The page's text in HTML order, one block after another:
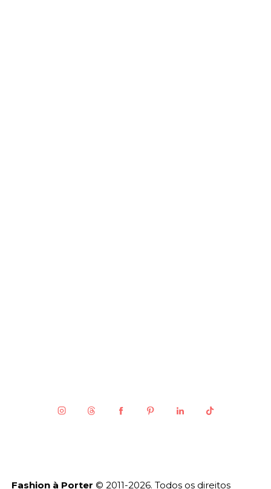
Fashion à Porter © 2011-2026. Todos os direitos